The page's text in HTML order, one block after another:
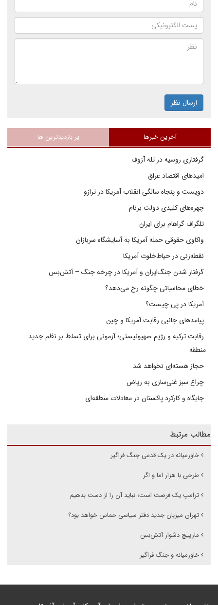
ارسال نظر
آخرین خبرها پر بازدیدترین ها
گرفتاری روسیه در تله آزوف
امیدهای اقتصاد عراق
دویست و پنجاه سالگی انقلاب آمریکا در ترازو
چهره‌های کلیدی دولت برنام
تلگراف گراهام برای ایران
واکاوی حقوقی حمله آمریکا به آسایشگاه سربازان
نقطه‌زنی در حیاط‌خلوت آمریکا
گرفتار شدن جنگ‌ایران و آمریکا در چرخه جنگ – آتش‌بس
خطای محاسباتی چگونه رخ می‌دهد؟
آمریکا در پی چیست؟
پیامدهای جانبی رقابت آمریکا و چین
رقابت ترکیه و رژیم صهیونیستی؛ آزمونی برای تسلط بر نظم جدید
منطقه
حجاز هسته‌ای نخواهد شد
چراغ سبز غنی‌سازی به ریاض
جایگاه و کارکرد پاکستان در معادلات منطقه‌ای
مطالب مرتبط
خاورمیانه در یک قدمی جنگ فراگیر
طرحی با هزار اما و اگر
ترامپ یک فرصت است؛ نباید آن را از دست بدهیم
تهران میزبان جدید دفتر سیاسی حماس خواهد بود؟‌
مارپیچ دشوار آتش‌بس
خاورمیانه و جنگ فراگیر